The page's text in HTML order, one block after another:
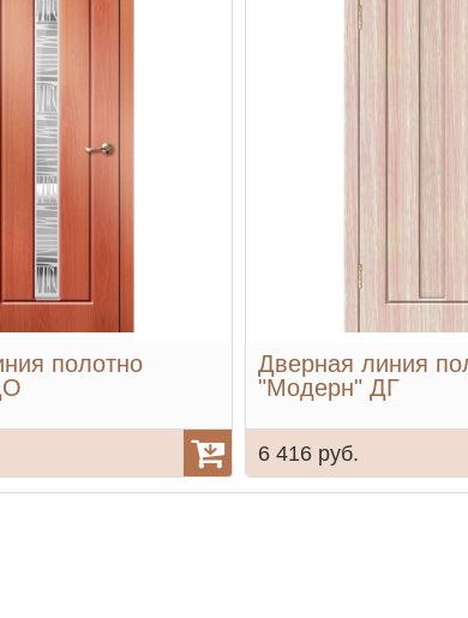
полотно
Дверная линия
"Модерн" ДГ
6 416 руб.